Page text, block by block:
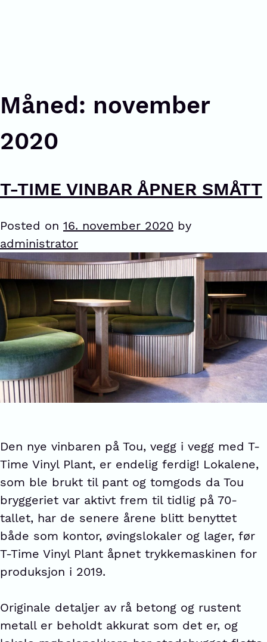
Måned: november
2020
T-TIME VINBAR ÅPNER SMÅTT
Posted on 16. november 2020 by
administrator
Den nye vinbaren på Tou, vegg i vegg med T-
Time Vinyl Plant, er endelig ferdig! Lokalene,
som ble brukt til pant og tomgods da Tou
bryggeriet var aktivt frem til tidlig på 70-
tallet, har de senere årene blitt benyttet
både som kontor, øvingslokaler og lager, før
T-Time Vinyl Plant åpnet trykkemaskinen for
produksjon i 2019.
Originale detaljer av rå betong og rustent
metall er beholdt akkurat som det er, og